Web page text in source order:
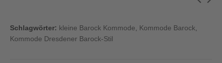
Schlagwörter: kleine Barock Kommode Kommode Barock
Kommode Dresdener Barock-Stil